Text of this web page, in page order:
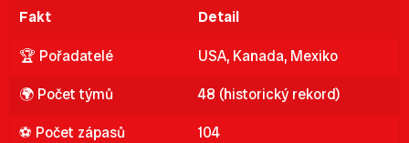
Fakt Detail
🏆 Pořadatelé
USA, Kanada, Mexiko
🌍 Počet týmů
48 (historický rekord)
⚽ Počet zápasů
104